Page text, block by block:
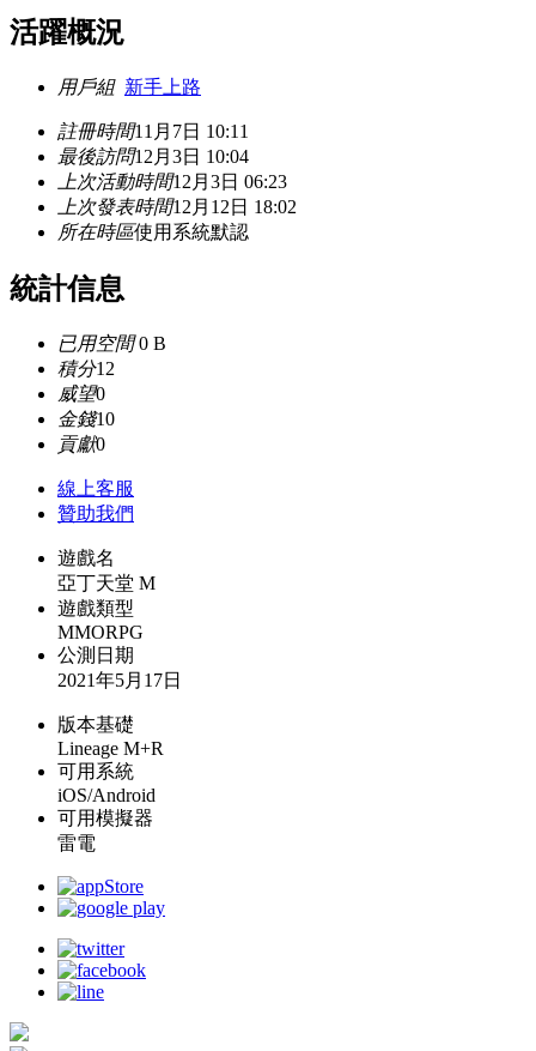
活躍概況
用戶組 新手上路
註冊時間11月7日 10:11
最後訪問12月3日 10:04
上次活動時間12月3日 06:23
上次發表時間12月12日 18:02
所在時區使用系統默認
統計信息
已用空間0 B
積分12
威望0
金錢10
貢獻0
線上客服
贊助我們
遊戲名
亞丁天堂 M
遊戲類型
MMORPG
公測日期
2021年5月17日
版本基礎
Lineage M+R
可用系統
iOS/Android
可用模擬器
雷電